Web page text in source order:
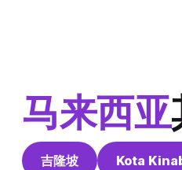
马来西亚
吉隆坡 Kota